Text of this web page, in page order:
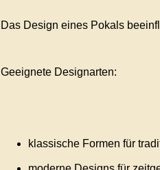
Das Design eines Pokals
Geeignete Designarten:
klassische Formen für